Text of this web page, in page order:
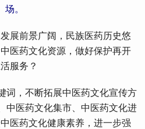
场。
前景广阔，民族医药历史悠
医药文化资源，做好保护再开
服务？
，不断拓展中医药文化宣传方
中医药文化集市、中医药文化进
医药文化健康素养，进一步强